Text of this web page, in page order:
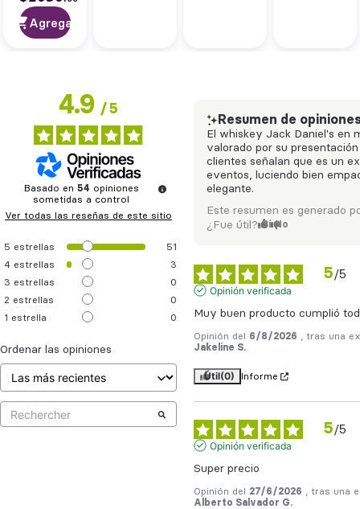
Malt
Scotch
700 ml
Agregar
4.9/5
Basado en 54 opiniones
sometidas a control
Ver todas las reseñas de este sitio
5 estrellas
51
4 estrellas
3
3 estrellas
0
2 estrellas
0
1 estrella 0
Ordenar las opiniones
Resumen de
El whiskey Jack Daniel's en
valorado por su
clientes señalan que es un
eventos, luciendo bien
elegante.
Este resumen es generado
¿Fue útil? Sí No
5/5
Opinión verificada
Muy buen producto cumplió
Opinión del 6/8/2026
, tras una
Jakeline S.
Útil(0) Informe
5/5
Opinión verificada
Super precio
Opinión del 27/6/2026
, tras una
Alberto Salvador G.